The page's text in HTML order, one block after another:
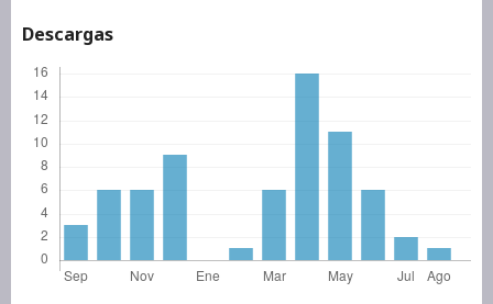
Descargas